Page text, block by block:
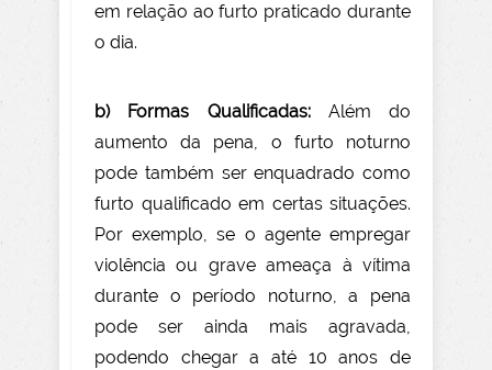
em relação ao furto praticado durante
o dia.
b) Formas Qualificadas:Além do
aumento da pena, o furto noturno
pode também ser enquadrado como
furto qualificado em certas situações.
Por exemplo, se o agente empregar
violência ou grave ameaça à vítima
durante o período noturno, a pena
pode ser ainda mais agravada,
podendo chegar a até 10 anos de